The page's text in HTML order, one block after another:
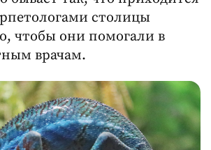
столицы
чтобы они помогали в
врачам.